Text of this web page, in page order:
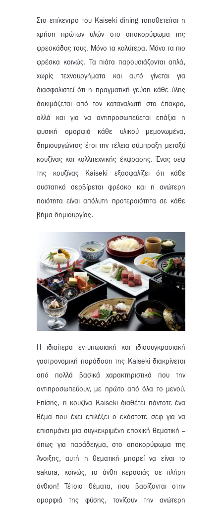
Στο επίκεντρο του Kaiseki dining τοποθετείται η
χρήση πρώτων υλών στο αποκορύφωμα της
φρεσκάδας τους. Μόνο τα καλύτερα. Μόνο τα πιο
φρέσκα κοινώς. Τα πιάτα παρουσιάζονται απλά,
χωρίς τεχνουργήματα και αυτό γίνεται για
διασφαλιστεί ότι η πραγματική γεύση κάθε ύλης
δοκιμάζεται από τον καταναλωτή στο έπακρο,
αλλά και για να αντιπροσωπεύεται επάξια η
φυσική ομορφιά κάθε υλικού μεμονωμένα,
δημιουργώντας έτσι την τέλεια σύμπραξη μεταξύ
κουζίνας και καλλιτεχνικής έκφρασης. Ένας σεφ
της κουζίνας Kaiseki εξασφαλίζει ότι κάθε
συστατικό σερβίρεται φρέσκο και η ανώτερη
ποιότητα είναι απόλυτη προτεραιότητα σε κάθε
βήμα δημιουργίας.
Η ιδιαίτερα εντυπωσιακή και ιδιοσυγκρασιακή
γαστρονομική παράδοση της Kaiseki διακρίνεται
από πολλά βασικά χαρακτηριστικά που την
αντιπροσωπεύουν, με πρώτο από όλα το μενού.
Επίσης, η κουζίνα Kaiseki διαθέτει πάντοτε ένα
θέμα που έχει επιλέξει ο εκάστοτε σεφ για να
επισημάνει μια συγκεκριμένη εποχική θεματική –
όπως για παράδειγμα, στο αποκορύφωμα της
Άνοιξης, αυτή η θεματική μπορεί να είναι το
sakura, κοινώς, τα άνθη κερασιάς σε πλήρη
άνθιση! Τέτοια θέματα, που βασίζονται στην
ομορφιά της φύσης, τονίζουν την ανώτερη